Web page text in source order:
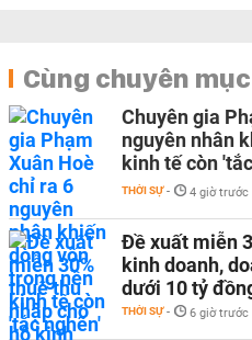
Cùng chuyên mục
Chuyên gia
nguyên nhân
kinh tế còn
THỜI SỰ - 4 giờ trước
Đề xuất miễn
kinh doanh,
dưới 10 tỷ
THỜI SỰ - 6 giờ trước